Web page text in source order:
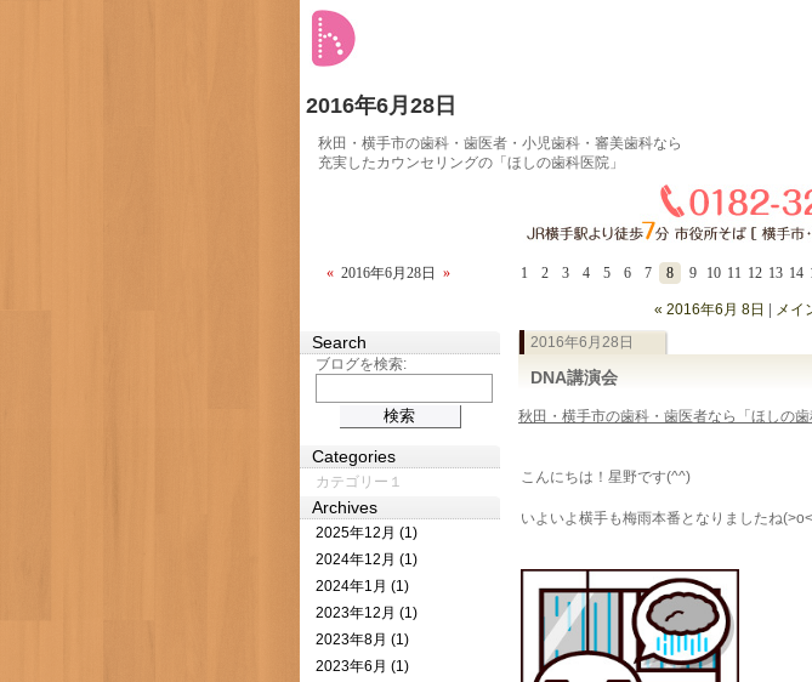
2016年6月28日
秋田・横手市の歯科・歯医者・小児歯科・審美歯科なら
充実したカウンセリングの「ほしの歯科医院」
« 2016年6月28日 » 1 2 3 4 5 6 7 8 9 10 11 12 13 14
2016年6月28日
DNA講演会
秋田・横手市の歯科・歯医者なら「ほしの歯
こんにちは！星野です(^^)
いよいよ横手も梅雨本番となりましたね
« 2016年6月 8日 メイ
Search
ブログを検索:
Categories
カテゴリー１
Archives
2025年12月 (1)
2024年12月 (1)
2024年1月 (1)
2023年12月 (1)
2023年8月 (1)
2023年6月 (1)